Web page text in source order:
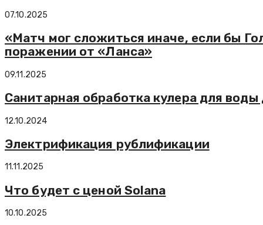
07.10.2025
«Матч мог сложиться иначе, если бы
поражении от «Ланса»
09.11.2025
Санитарная обработка кулера для
12.10.2024
Электрификация рублификации
11.11.2025
Что будет с ценой Solana
10.10.2025